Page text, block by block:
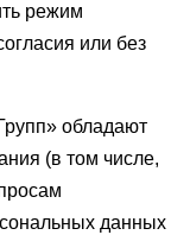
режим
или без
обладают
(в том числе,
данных